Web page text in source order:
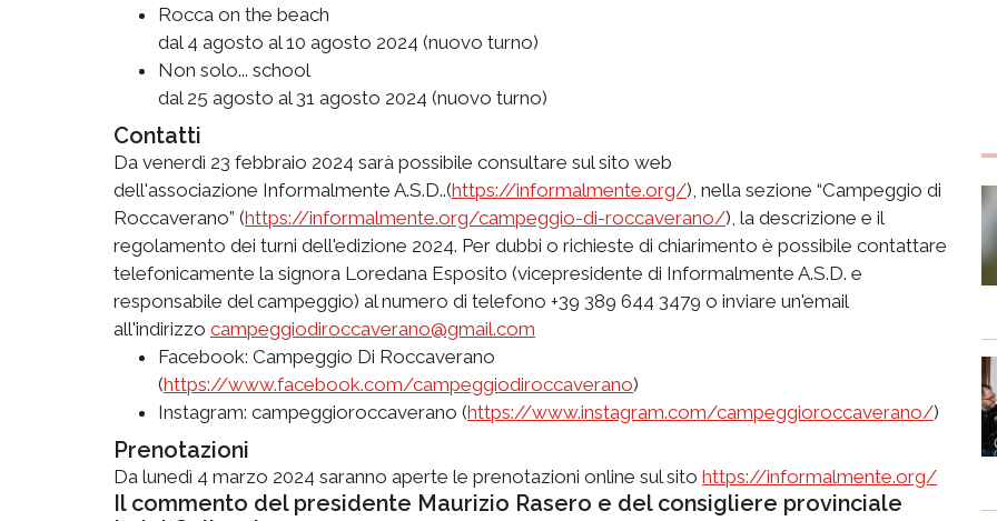
Rocca on the beach
dal 4 agosto al 10 agosto 2024 (nuovo turno)
Non solo... school
dal 25 agosto al 31 agosto 2024 (nuovo turno)
Contatti
Da venerdì 23 febbraio 2024 sarà possibile consultare sul sito web
dell'associazione Informalmente A.S.D..(https://informalmente.org/), nella sezione “Campeggio di
Roccaverano” (https://informalmente.org/campeggio-di-roccaverano/), la descrizione e il
regolamento dei turni dell'edizione 2024. Per dubbi o richieste di chiarimento è possibile contattare
telefonicamente la signora Loredana Esposito (vicepresidente di Informalmente A.S.D. e
responsabile del campeggio) al numero di telefono +39 389 644 3479 o inviare un'email
all'indirizzo campeggiodiroccaverano@gmail.com
Facebook: Campeggio Di Roccaverano
(https://www.facebook.com/campeggiodiroccaverano)
Instagram: campeggioroccaverano (https://www.instagram.com/campeggioroccaverano/)
Prenotazioni
Da lunedì 4 marzo 2024 saranno aperte le prenotazioni online sul sito https://informalmente.org/
Il commento del presidente Maurizio Rasero e del consigliere provinciale